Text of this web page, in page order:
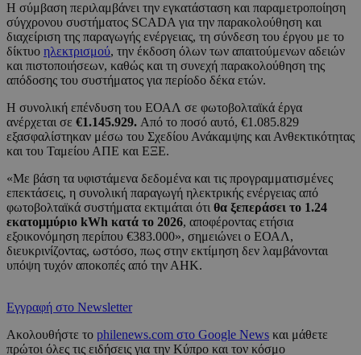
Η σύμβαση περιλαμβάνει την εγκατάσταση και παραμετροποίηση
σύγχρονου συστήματος SCADA για την παρακολούθηση και
διαχείριση της παραγωγής ενέργειας, τη σύνδεση του έργου με το
δίκτυο ηλεκτρισμού, την έκδοση όλων των απαιτούμενων αδειών
και πιστοποιήσεων, καθώς και τη συνεχή παρακολούθηση της
απόδοσης του συστήματος για περίοδο δέκα ετών.
Η συνολική επένδυση του ΕΟΑΛ σε φωτοβολταϊκά έργα
ανέρχεται σε €1.145.929. Από το ποσό αυτό, €1.085.829
εξασφαλίστηκαν μέσω του Σχεδίου Ανάκαμψης και Ανθεκτικότητας
και του Ταμείου ΑΠΕ και ΕΞΕ.
«Με βάση τα υφιστάμενα δεδομένα και τις προγραμματισμένες
επεκτάσεις, η συνολική παραγωγή ηλεκτρικής ενέργειας από
φωτοβολταϊκά συστήματα εκτιμάται ότι θα ξεπεράσει το 1.24
εκατομμύριο kWh κατά το 2026, αποφέροντας ετήσια
εξοικονόμηση περίπου €383.000», σημειώνει ο ΕΟΑΛ,
διευκρινίζοντας, ωστόσο, πως στην εκτίμηση δεν λαμβάνονται
υπόψη τυχόν αποκοπές από την ΑΗΚ.
Εγγραφή στο Newsletter
Ακολουθήστε το philenews.com στο Google News και μάθετε
πρώτοι όλες τις ειδήσεις για την Κύπρο και τον κόσμο